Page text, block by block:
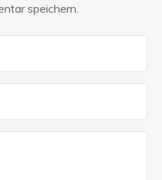
speichern.